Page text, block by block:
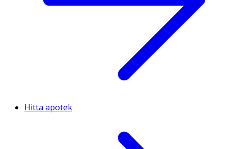
Hitta apotek